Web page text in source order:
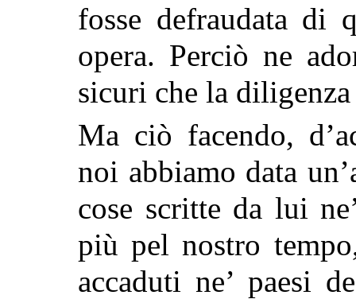
fosse defraudata di
opera. Perciò ne
sicuri che la
Ma ciò facendo,
noi abbiamo data
cose scritte da lui
più pel nostro
accaduti ne’ paesi